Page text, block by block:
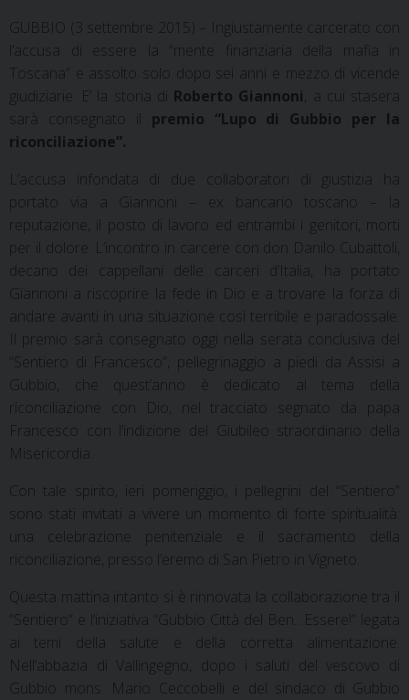
GUBBIO (3 settembre 2015) – Ingiustamente carcerato con
l’accusa di essere la “mente finanziaria della mafia in
Toscana” e assolto solo dopo sei anni e mezzo di vicende
giudiziarie. E’ la storia di Roberto Giannoni
, a cui stasera
sarà consegnato il premio “Lupo di Gubbio per la
riconciliazione”.
L’accusa infondata di due collaboratori di giustizia ha
portato via a Giannoni – ex bancario toscano – la
reputazione, il posto di lavoro ed entrambi i genitori, morti
per il dolore. L’incontro in carcere con don Danilo Cubattoli,
decano dei cappellani delle carceri d’Italia, ha portato
Giannoni a riscoprire la fede in Dio e a trovare la forza di
andare avanti in una situazione così terribile e paradossale.
Il premio sarà consegnato oggi nella serata conclusiva del
“Sentiero di Francesco”, pellegrinaggio a piedi da Assisi a
Gubbio, che quest’anno è dedicato al tema della
riconciliazione con Dio, nel tracciato segnato da papa
Francesco con l’indizione del Giubileo straordinario della
Misericordia.
Con tale spirito, ieri pomeriggio, i pellegrini del “Sentiero”
sono stati invitati a vivere un momento di forte spiritualità:
una celebrazione penitenziale e il sacramento della
riconciliazione, presso l’eremo di San Pietro in Vigneto.
Questa mattina intanto si è rinnovata la collaborazione tra il
“Sentiero” e l’iniziativa “Gubbio Città del Ben…Essere!” legata
ai temi della salute e della corretta alimentazione.
Nell’abbazia di Vallingegno, dopo i saluti del vescovo di
Gubbio mons. Mario Ceccobelli e del sindaco di Gubbio